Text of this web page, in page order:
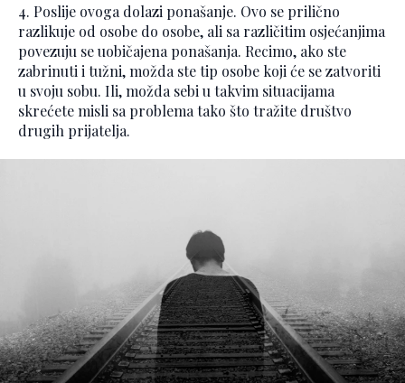
4. Poslije ovoga dolazi ponašanje. Ovo se prilično
razlikuje od osobe do osobe, ali sa različitim osjećanjima
povezuju se uobičajena ponašanja. Recimo, ako ste
zabrinuti i tužni, možda ste tip osobe koji će se zatvoriti
u svoju sobu. Ili, možda sebi u takvim situacijama
skrećete misli sa problema tako što tražite društvo
drugih prijatelja.